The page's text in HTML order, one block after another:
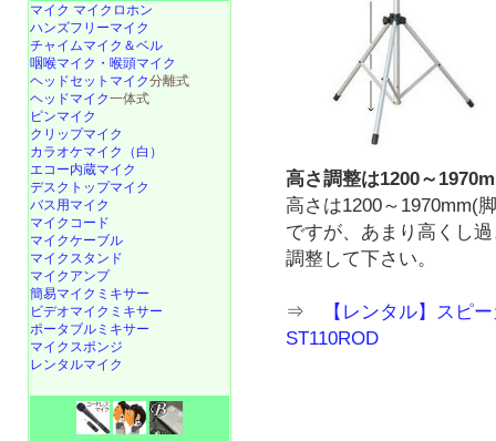
高さ調整は1200～
高さは1200～1970mm(
ですが、あまり高くし
調整して下さい。
⇒
【レンタル】スピ
ST110ROD
マイク マイクロホン
ハンズフリーマイク
チャイムマイク＆ベル
咽喉マイク・喉頭マイク
ヘッドセットマイク分離式
ヘッドマイク一体式
ピンマイク
クリップマイク
カラオケマイク（白）
エコー内蔵マイク
デスクトップマイク
バス用マイク
マイクコード
マイクケーブル
マイクスタンド
マイクアンプ
簡易マイクミキサー
ビデオマイクミキサー
ポータブルミキサー
マイクスポンジ
レンタルマイク